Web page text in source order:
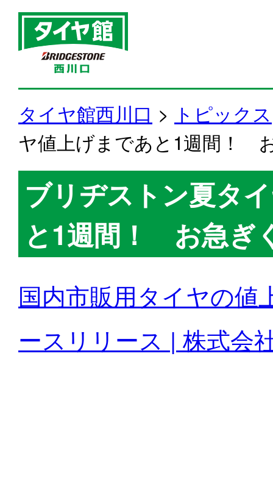
タイヤ館西川口 > トピックス
ヤ値上げまであと1週間！
ブリヂストン夏タ
と1週間！ お急ぎ
国内市販用タイヤの値
ースリリース | 株式会